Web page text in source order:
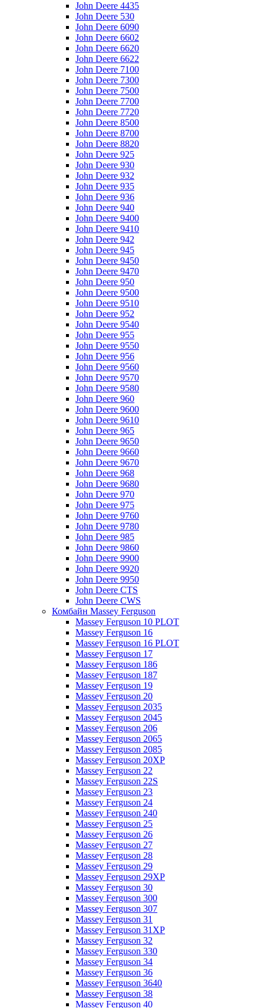
John Deere 4435
John Deere 530
John Deere 6090
John Deere 6602
John Deere 6620
John Deere 6622
John Deere 7100
John Deere 7300
John Deere 7500
John Deere 7700
John Deere 7720
John Deere 8500
John Deere 8700
John Deere 8820
John Deere 925
John Deere 930
John Deere 932
John Deere 935
John Deere 936
John Deere 940
John Deere 9400
John Deere 9410
John Deere 942
John Deere 945
John Deere 9450
John Deere 9470
John Deere 950
John Deere 9500
John Deere 9510
John Deere 952
John Deere 9540
John Deere 955
John Deere 9550
John Deere 956
John Deere 9560
John Deere 9570
John Deere 9580
John Deere 960
John Deere 9600
John Deere 9610
John Deere 965
John Deere 9650
John Deere 9660
John Deere 9670
John Deere 968
John Deere 9680
John Deere 970
John Deere 975
John Deere 9760
John Deere 9780
John Deere 985
John Deere 9860
John Deere 9900
John Deere 9920
John Deere 9950
John Deere CTS
John Deere CWS
Комбайн Massey Ferguson
Massey Ferguson 10 PLOT
Massey Ferguson 16
Massey Ferguson 16 PLOT
Massey Ferguson 17
Massey Ferguson 186
Massey Ferguson 187
Massey Ferguson 19
Massey Ferguson 20
Massey Ferguson 2035
Massey Ferguson 2045
Massey Ferguson 206
Massey Ferguson 2065
Massey Ferguson 2085
Massey Ferguson 20XP
Massey Ferguson 22
Massey Ferguson 22S
Massey Ferguson 23
Massey Ferguson 24
Massey Ferguson 240
Massey Ferguson 25
Massey Ferguson 26
Massey Ferguson 27
Massey Ferguson 28
Massey Ferguson 29
Massey Ferguson 29XP
Massey Ferguson 30
Massey Ferguson 300
Massey Ferguson 307
Massey Ferguson 31
Massey Ferguson 31XP
Massey Ferguson 32
Massey Ferguson 330
Massey Ferguson 34
Massey Ferguson 36
Massey Ferguson 3640
Massey Ferguson 38
Massey Ferguson 40